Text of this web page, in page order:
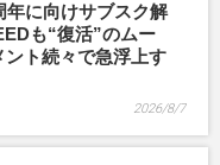
年に向けサブスク解
も“復活”のムー
ト続々で急浮上す
2026/8/7